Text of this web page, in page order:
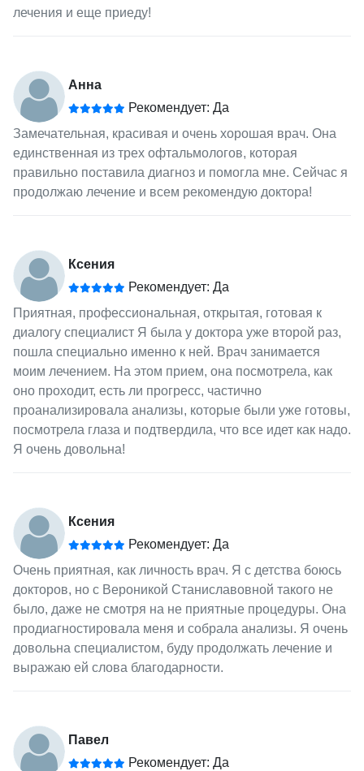
лечения и еще приеду!
Анна
Рекомендует: Да
Замечательная, красивая и очень хорошая врач. Она
единственная из трех офтальмологов, которая
правильно поставила диагноз и помогла мне. Сейчас я
продолжаю лечение и всем рекомендую доктора!
Ксения
Рекомендует: Да
Приятная, профессиональная, открытая, готовая к
диалогу специалист Я была у доктора уже второй раз,
пошла специально именно к ней. Врач занимается
моим лечением. На этом прием, она посмотрела, как
оно проходит, есть ли прогресс, частично
проанализировала анализы, которые были уже готовы,
посмотрела глаза и подтвердила, что все идет как надо.
Я очень довольна!
Ксения
Рекомендует: Да
Очень приятная, как личность врач. Я с детства боюсь
докторов, но с Вероникой Станиславовной такого не
было, даже не смотря на не приятные процедуры. Она
продиагностировала меня и собрала анализы. Я очень
довольна специалистом, буду продолжать лечение и
выражаю ей слова благодарности.
Павел
Рекомендует: Да